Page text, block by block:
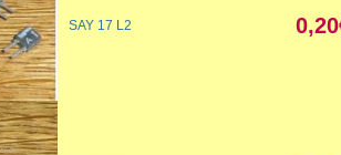
SAY 17 L2